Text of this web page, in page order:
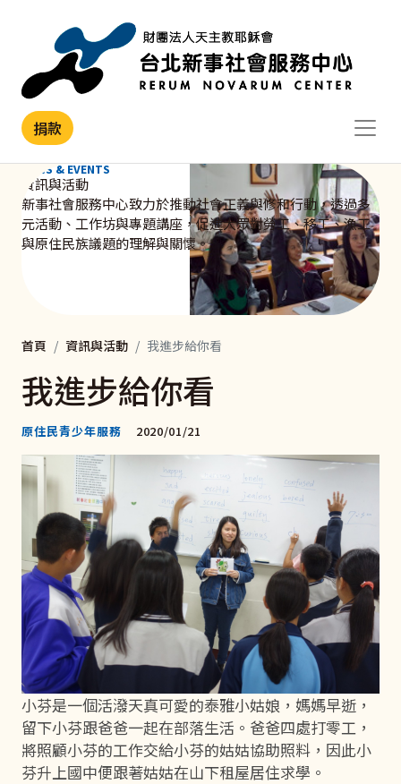
捐款
NEWS & EVENTS
資訊與活動
新事社會服務中心致力於推動社會正義與修和行動，透過多
元活動、工作坊與專題講座，促進大眾對勞工、移工、漁工
與原住民族議題的理解與關懷。
首頁 資訊與活動 我進步給你看
我進步給你看
原住民青少年服務 2020/01/21
小芬是一個活潑天真可愛的泰雅小姑娘，媽媽早逝，
留下小芬跟爸爸一起在部落生活。爸爸四處打零工，
將照顧小芬的工作交給小芬的姑姑協助照料，因此小
芬升上國中便跟著姑姑在山下租屋居住求學。